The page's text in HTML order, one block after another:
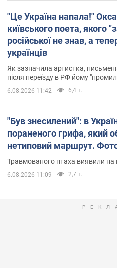
"Це Україна напала!"
київського поета, якого
російської не знав, а
українців
Як зазначила артистка,
після переїзду в РФ йому
6.08.2026 11:42 6,4 т.
"Був знесилений": в
пораненого грифа, який
нетиповий маршрут.
Травмованого птаха виявили
6.08.2026 11:09 2,7 т.